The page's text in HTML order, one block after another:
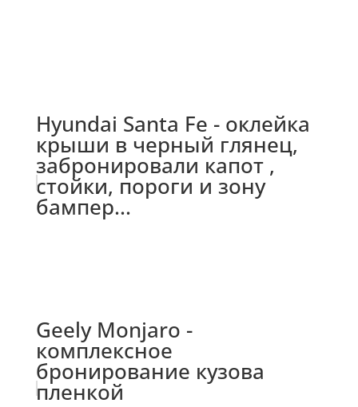
Hyundai Santa Fe - оклейка
крыши в черный глянец,
забронировали капот ,
стойки, пороги и зону
бампер...
Geely Monjaro -
комплексное
бронирование кузова
пленкой